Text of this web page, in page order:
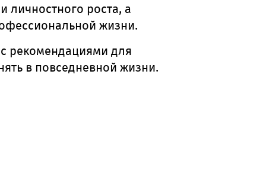
личностного роста, а
жизни.
рекомендациями для
в повседневной жизни.